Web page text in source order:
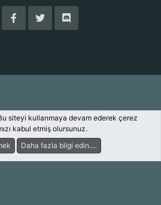
Giriş Yap Kayıt Ol
siteyi kullanmaya devam ederek çerez
kabul etmiş olursunuz.
Daha fazla bilgi edin.…